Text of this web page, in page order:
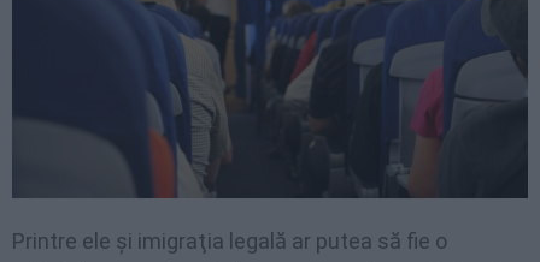
Printre ele şi imigraţia legală ar putea să fie o